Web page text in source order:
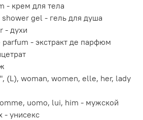
- крем для тела
gel - гель для душа
- духи
- экстракт де парфюм
(L), woman, women, elle, her, lady
uomo, lui, him - мужской
- унисекс